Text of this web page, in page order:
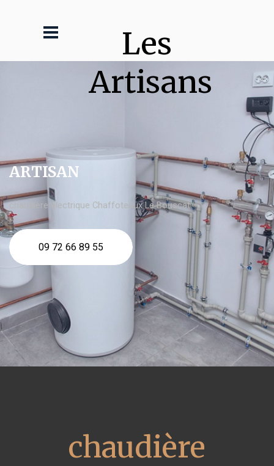
Les
Artisans
ARTISAN
chaudière électrique Chaffoteaux Le Bouscat
09 72 66 89 55
chaudière